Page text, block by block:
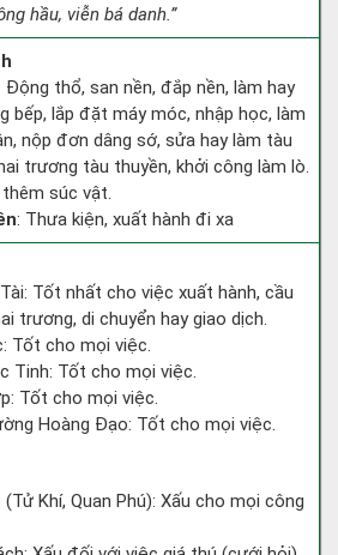
hầu, viễn bá danh.”
Động thổ, san nền, đắp nền, làm hay
bếp, lắp đặt máy móc, nhập học, làm
nộp đơn dâng sớ, sửa hay làm tàu
trương tàu thuyền, khởi công làm lò.
súc vật.
: Thưa kiện, xuất hành đi xa
Tốt nhất cho việc xuất hành, cầu
trương, di chuyển hay giao dịch.
Tốt cho mọi việc.
Tinh: Tốt cho mọi việc.
Tốt cho mọi việc.
Hoàng Đạo: Tốt cho mọi việc.
Khí, Quan Phú): Xấu cho mọi công